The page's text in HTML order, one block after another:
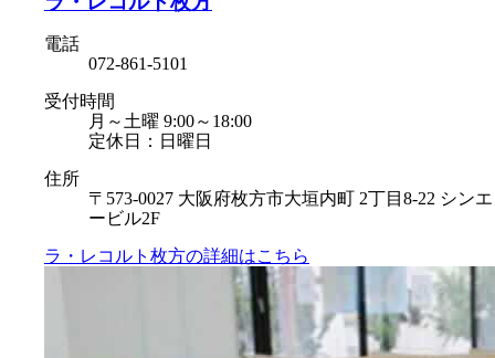
電話
072-861-5101
受付時間
月～土曜 9:00～18:00
定休日：日曜日
住所
〒573-0027 大阪府枚方市大垣内町 2丁目8-22 シンエ
ービル2F
ラ・レコルト枚方の詳細はこちら